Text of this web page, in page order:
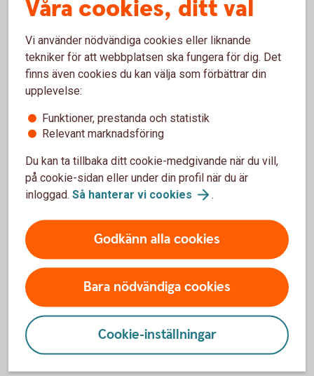
För- och nackdelar med Bevis Nu
Fördelar
Placeraren har exempelvis möjlighet till avkastning även
vid en sidledes och ibland nedåtgående marknad
Möjlighet att erhålla bättre riskspridning än vid en
enskild aktieinvestering
Placeraren har ofta ett kursfallsskydd till en viss nivå,
riskbarriären
Nackdelar
Delar av eller hela det nominella beloppet kan gå
Ett Bevis Nu kan komma att uppvisa stora prisrörelser
på andrahandsmarknaden och vid en försäljning under
löptiden kan värdet avsevärt understiga nominellt
belopp
Våra cookies, ditt val
Vi använder nödvändiga cookies eller liknande
tekniker för att webbplatsen ska fungera för dig. Det
finns även cookies du kan välja som förbättrar din
upplevelse:
Funktioner, prestanda och statistik
Relevant marknadsföring
Du kan ta tillbaka ditt cookie-medgivande när du vill,
på cookie-sidan eller under din profil när du är
inloggad. Så hanterar vi cookies .
Godkänn alla cookies
Bara nödvändiga cookies
Cookie-inställningar